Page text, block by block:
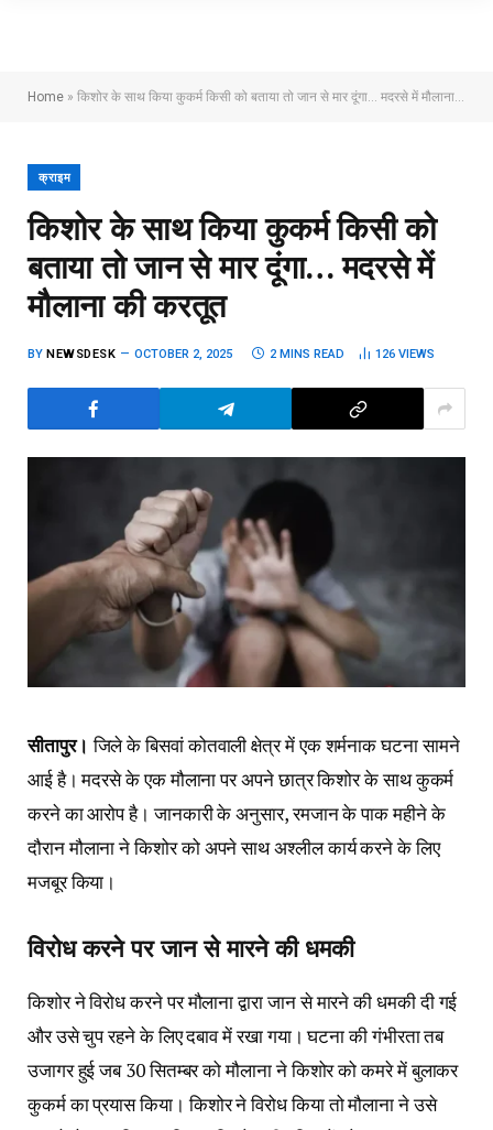
Home » किशोर के साथ किया कुकर्म किसी को बताया तो जान से मार दूंगा… मदरसे में मौलाना की करतूत
क्राइम
किशोर के साथ किया कुकर्म किसी को
बताया तो जान से मार दूंगा… मदरसे में
मौलाना की करतूत
BY NEWSDESK OCTOBER 2, 2025 2 MINS READ 126VIEWS
सीतापुर।जिले के बिसवां कोतवाली क्षेत्र में एक शर्मनाक घटना सामने
आई है। मदरसे के एक मौलाना पर अपने छात्र किशोर के साथ कुकर्म
करने का आरोप है। जानकारी के अनुसार, रमजान के पाक महीने के
दौरान मौलाना ने किशोर को अपने साथ अश्लील कार्य करने के लिए
मजबूर किया।
विरोध करने पर जान से मारने की धमकी
किशोर ने विरोध करने पर मौलाना द्वारा जान से मारने की धमकी दी गई
और उसे चुप रहने के लिए दबाव में रखा गया। घटना की गंभीरता तब
उजागर हुई जब 30 सितम्बर को मौलाना ने किशोर को कमरे में बुलाकर
कुकर्म का प्रयास किया। किशोर ने विरोध किया तो मौलाना ने उसे